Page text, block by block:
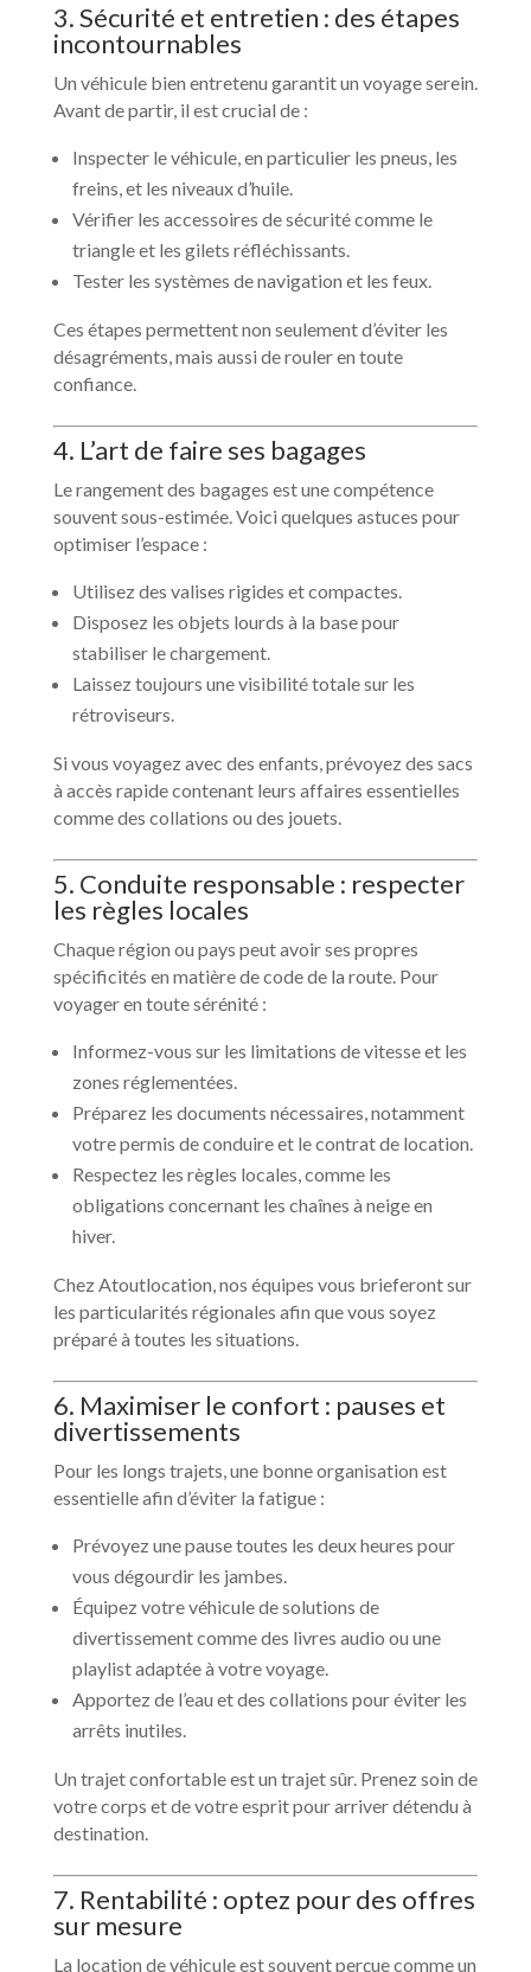
3. Sécurité et entretien : des étapes
incontournables
Un véhicule bien entretenu garantit un voyage serein.
Avant de partir, il est crucial de :
Inspecter le véhicule, en particulier les pneus, les
freins, et les niveaux d’huile.
Vérifier les accessoires de sécurité comme le
triangle et les gilets réfléchissants.
Tester les systèmes de navigation et les feux.
Ces étapes permettent non seulement d’éviter les
désagréments, mais aussi de rouler en toute
confiance.
4. L’art de faire ses bagages
Le rangement des bagages est une compétence
souvent sous-estimée. Voici quelques astuces pour
optimiser l’espace :
Utilisez des valises rigides et compactes.
Disposez les objets lourds à la base pour
stabiliser le chargement.
Laissez toujours une visibilité totale sur les
rétroviseurs.
Si vous voyagez avec des enfants, prévoyez des sacs
à accès rapide contenant leurs affaires essentielles
comme des collations ou des jouets.
5. Conduite responsable : respecter
les règles locales
Chaque région ou pays peut avoir ses propres
spécificités en matière de code de la route. Pour
voyager en toute sérénité :
Informez-vous sur les limitations de vitesse et les
zones réglementées.
Préparez les documents nécessaires, notamment
votre permis de conduire et le contrat de location.
Respectez les règles locales, comme les
obligations concernant les chaînes à neige en
hiver.
Chez Atoutlocation, nos équipes vous brieferont sur
les particularités régionales afin que vous soyez
préparé à toutes les situations.
6. Maximiser le confort : pauses et
divertissements
Pour les longs trajets, une bonne organisation est
essentielle afin d’éviter la fatigue :
Prévoyez une pause toutes les deux heures pour
vous dégourdir les jambes.
Équipez votre véhicule de solutions de
divertissement comme des livres audio ou une
playlist adaptée à votre voyage.
Apportez de l’eau et des collations pour éviter les
arrêts inutiles.
Un trajet confortable est un trajet sûr. Prenez soin de
votre corps et de votre esprit pour arriver détendu à
destination.
7. Rentabilité : optez pour des offres
sur mesure
La location de véhicule est souvent perçue comme un